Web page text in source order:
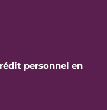
personnel en